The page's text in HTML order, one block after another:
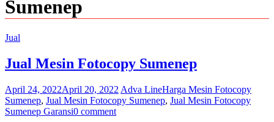
Sumenep
Jual
Jual Mesin Fotocopy Sumenep
April 24, 2022April 20, 2022 Adva LineHarga Mesin Fotocopy
Sumenep, Jual Mesin Fotocopy Sumenep, Jual Mesin Fotocopy
Sumenep Garansi0 comment